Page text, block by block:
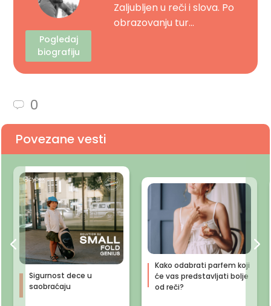
Pogledaj
biografiju
Zaljubljen u reči i slova. Po
obrazovanju tur...
0
Povezane vesti
Sigurnost dece u
saobraćaju
Kako odabrati parfem koji
će vas predstavljati bolje
od reči?